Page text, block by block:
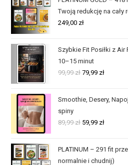
Twoją redukcję na cały
249,00 zł
Szybkie Fit Posiłki z
10–15 minut
99,99zł 79,99 zł
Smoothie, Desery,
spiny
89,99zł 59,99 zł
PLATINUM – 291 fit
normalnie i chudnij)